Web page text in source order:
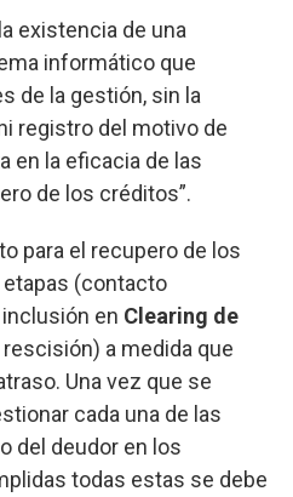
existencia de una
informático que
de la gestión, sin la
registro del motivo de
en la eficacia de las
de los créditos”.
para el recupero de los
(contacto
en Clearing de
a medida que
Una vez que se
cada una de las
del deudor en los
todas estas se debe